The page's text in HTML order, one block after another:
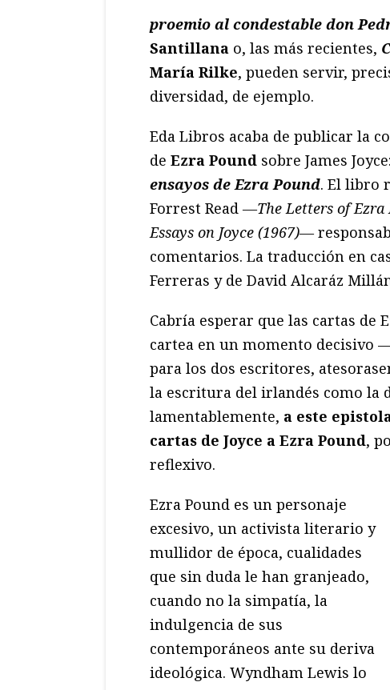
proemio al condestable don
Santillana o, las más recientes,
María Rilke, pueden servir,
diversidad, de ejemplo.
Eda Libros acaba de publicar la
de Ezra Pound sobre James Joyce:
ensayos de Ezra Pound. El libro
Forrest Read—The Letters of Ezra
Essays on Joyce (1967)—
comentarios. La traducción en
Ferreras y de David Alcaráz
Cabría esperar que las cartas de
cartea en un momento decisivo
para los dos escritores,
la escritura del irlandés como la
lamentablemente, a este
cartas de Joyce a Ezra Pound,
reflexivo.
Ezra Pound es un personaje
excesivo, un activista literario y
mullidor de época, cualidades
que sin duda le han granjeado,
cuando no la simpatía, la
indulgencia de sus
contemporáneos ante su deriva
ideológica. Wyndham Lewis lo